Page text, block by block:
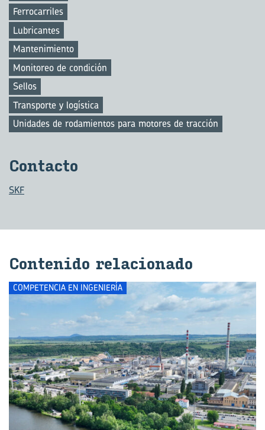
Ferrocarriles
Lubricantes
Mantenimiento
Monitoreo de condición
Sellos
Transporte y logística
Unidades de rodamientos para motores de tracción
Con­tac­to
SKF
Con­te­ni­do re­la­cio­na­do
COMPETENCIA EN INGENIERÍA